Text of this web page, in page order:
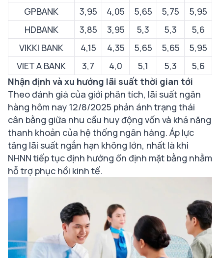
GPBANK
3,95 4,05 5,65 5,75 5,95
HDBANK
3,85 3,95 5,3 5,3
5,6
VIKKI BANK
4,15 4,35 5,65 5,65 5,95
VIET A BANK
3,7 4,0 5,1 5,3 5,6
Nhận định và xu hướng lãi suất thời gian tới
Theo đánh giá của giới phân tích, lãi suất ngân
hàng hôm nay 12/8/2025 phản ánh trạng thái
cân bằng giữa nhu cầu huy động vốn và khả năng
thanh khoản của hệ thống ngân hàng. Áp lực
tăng lãi suất ngắn hạn không lớn, nhất là khi
NHNN tiếp tục định hướng ổn định mặt bằng nhằm
hỗ trợ phục hồi kinh tế.